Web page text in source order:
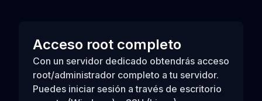
Acceso root completo
Con un servidor dedicado obtendrás acceso
root/administrador completo a tu servidor.
Puedes iniciar sesión a través de escritorio